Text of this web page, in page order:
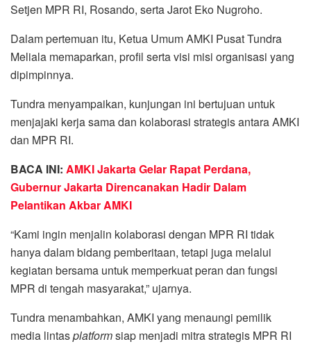
Setjen MPR RI, Rosando, serta Jarot Eko Nugroho.
Dalam pertemuan itu, Ketua Umum AMKI Pusat Tundra
Meliala memaparkan, profil serta visi misi organisasi yang
dipimpinnya.
Tundra menyampaikan, kunjungan ini bertujuan untuk
menjajaki kerja sama dan kolaborasi strategis antara AMKI
dan MPR RI.
BACA INI: AMKI Jakarta Gelar Rapat Perdana,
Gubernur Jakarta Direncanakan Hadir Dalam
Pelantikan Akbar AMKI
“Kami ingin menjalin kolaborasi dengan MPR RI tidak
hanya dalam bidang pemberitaan, tetapi juga melalui
kegiatan bersama untuk memperkuat peran dan fungsi
MPR di tengah masyarakat,” ujarnya.
Tundra menambahkan, AMKI yang menaungi pemilik
media lintasplatformsiap menjadi mitra strategis MPR RI